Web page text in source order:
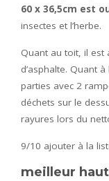
60 x 36,5cm est
insectes et l’herbe.
Quant au toit, il est
d’asphalte. Quant
parties avec 2
déchets sur le
rayures lors du
9/10 ajouter à la
meilleur